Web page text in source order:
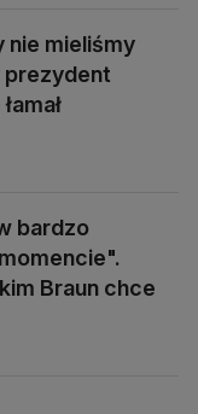
nie mieliśmy
prezydent
bardzo
Braun chce